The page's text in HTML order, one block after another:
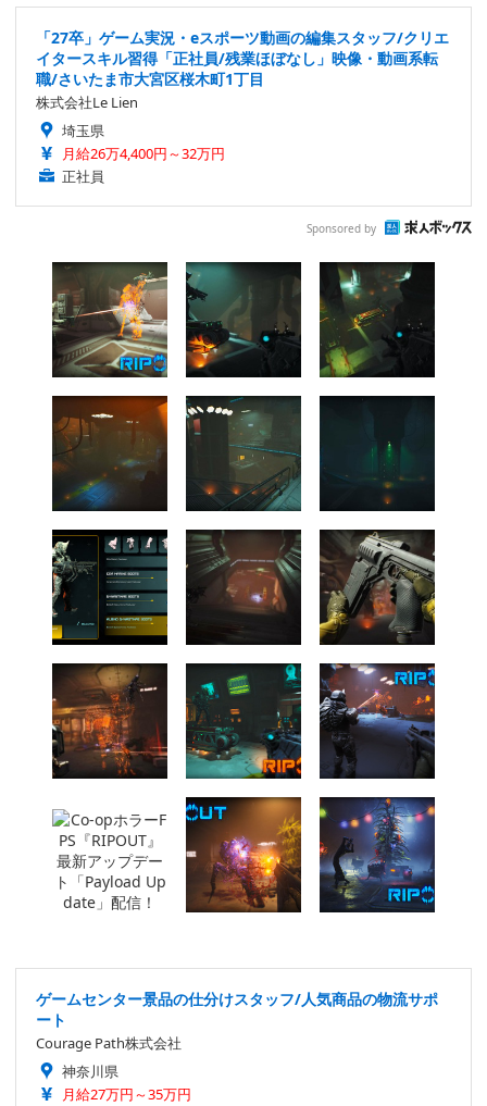
「27卒」ゲーム実況・eスポーツ動画の編集スタッフ/クリエ
イタースキル習得「正社員/残業ほぼなし」映像・動画系転
職/さいたま市大宮区桜木町1丁目
株式会社Le Lien
埼玉県
月給26万4,400円～32万円
正社員
Sponsored by
ゲームセンター景品の仕分けスタッフ/人気商品の物流サポ
ート
Courage Path株式会社
神奈川県
月給27万円～35万円